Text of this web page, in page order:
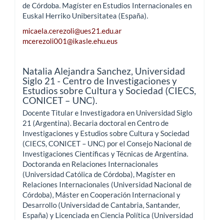
de Córdoba. Magíster en Estudios Internacionales en
Euskal Herriko Unibersitatea (España).
micaela.cerezoli@ues21.edu.ar
mcerezoli001@ikasle.ehu.eus
Natalia Alejandra Sanchez, Universidad
Siglo 21 - Centro de Investigaciones y
Estudios sobre Cultura y Sociedad (CIECS,
CONICET – UNC).
Docente Titular e Investigadora en Universidad Siglo
21 (Argentina). Becaria doctoral en Centro de
Investigaciones y Estudios sobre Cultura y Sociedad
(CIECS, CONICET – UNC) por el Consejo Nacional de
Investigaciones Científicas y Técnicas de Argentina.
Doctoranda en Relaciones Internacionales
(Universidad Católica de Córdoba), Magíster en
Relaciones Internacionales (Universidad Nacional de
Córdoba), Máster en Cooperación Internacional y
Desarrollo (Universidad de Cantabria, Santander,
España) y Licenciada en Ciencia Política (Universidad